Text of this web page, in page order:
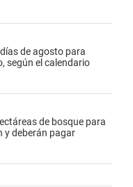
de agosto para
según el calendario
de bosque para
y deberán pagar